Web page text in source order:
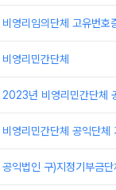
비영리임의단체 고유번호
비영리민간단체
2023년 비영리민간단체
비영리민간단체 공익단체
공익법인 구)지정기부금